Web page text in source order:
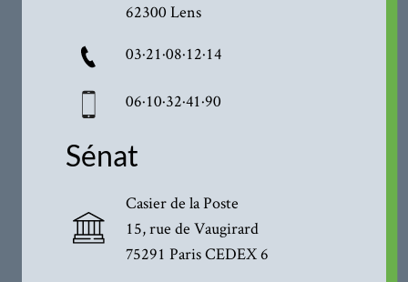
62300 Lens
03·21·08·12·14
06·10·32·41·90
Sénat
Casier de la Poste
15, rue de Vaugirard
75291 Paris CEDEX 6